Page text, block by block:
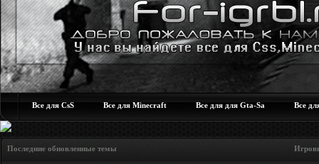
Все для CsS Все для Minecraft Все для для Gta-Sa Все
Последние обновленные темы Игровые